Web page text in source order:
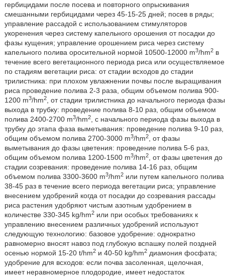
гербицидами после посева и повторного опрыскивания
смешанными гербицидами через 45-15-25 дней; посев в ряды;
управление рассадой с использованием стимуляторов
укоренения через систему капельного орошения от посадки до
фазы кущения; управление орошением риса через систему
капельного полива оросительной нормой 10500-12000 m3/hm2в
течение всего вегетационного периода риса или осуществляемое
по стадиям вегетации риса: от стадии всходов до стадии
трилистника: при плохом увлажнении почвы после выращивания
риса проведение полива 2-3 раза, общим объемом полива 900-
1200 m3/hm2, от стадии трилистника до начального периода фазы
выхода в трубку: проведение полива 8-10 раз, общим объемом
полива 2400-2700 m3/hm2, с начального периода фазы выхода в
трубку до этапа фаза выметывания: проведение полива 9-10 раз,
общим объемом полива 2700-3000 m3/hm2, от фазы
выметывания до фазы цветения: проведение полива 5-6 раз,
общим объемом полива 1200-1500 m3/hm2, от фазы цветения до
стадии созревания: проведение полива 14-16 раз, общим
объемом полива 3300-3600 m3/hm2или путем капельного полива
38-45 раз в течение всего периода вегетации риса; управление
внесением удобрений когда от посадки до созревания рассады
риса растения удобряют чистым азотным удобрением в
количестве 330-345 kg/hm2или при особых требованиях к
управлению внесением различных удобрений используют
следующую технологию: базовое удобрение: однократно
равномерно вносят навоз под глубокую вспашку полей поздней
осенью нормой 15-20 t/hm2и 40-50 kg/hm2диамония фосфата;
удобрение для всходов: если почва засоленная, щелочная,
имеет неравномерное плодородие, имеет недостаток